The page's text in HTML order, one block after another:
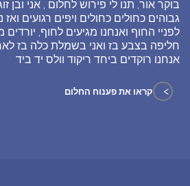
בוקר אור, תנו לי פירוש לחלום , אני ובן
גבוהים כחולים כחולים ויפים רגועים
לפניי החוף ואנחנו מגיעים לחוף, יורדים
חליפה בצבע בז ואני בשמלת כלה בז
אנחנו רוקדים ביחד ריקוד וולס יד ביד
> קראו את פענוח החלום